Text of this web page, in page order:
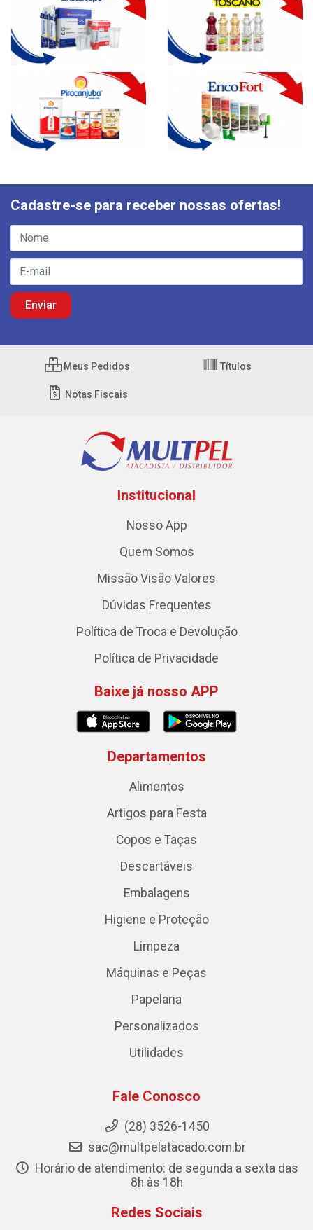
Cadastre-se para receber nossas ofertas!
Meus Pedidos Títulos
Notas Fiscais
Institucional
Nosso App
Quem Somos
Missão Visão Valores
Dúvidas Frequentes
Política de Troca e Devolução
Política de Privacidade
Baixe já nosso APP
Departamentos
Alimentos
Artigos para Festa
Copos e Taças
Descartáveis
Embalagens
Higiene e Proteção
Limpeza
Máquinas e Peças
Papelaria
Personalizados
Utilidades
Fale Conosco
(28) 3526-1450
sac@multpelatacado.com.br
Horário de atendimento: de segunda a sexta das
8h às 18h
Redes Sociais